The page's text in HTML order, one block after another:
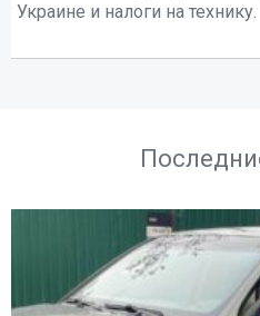
Украине и налоги на технику.